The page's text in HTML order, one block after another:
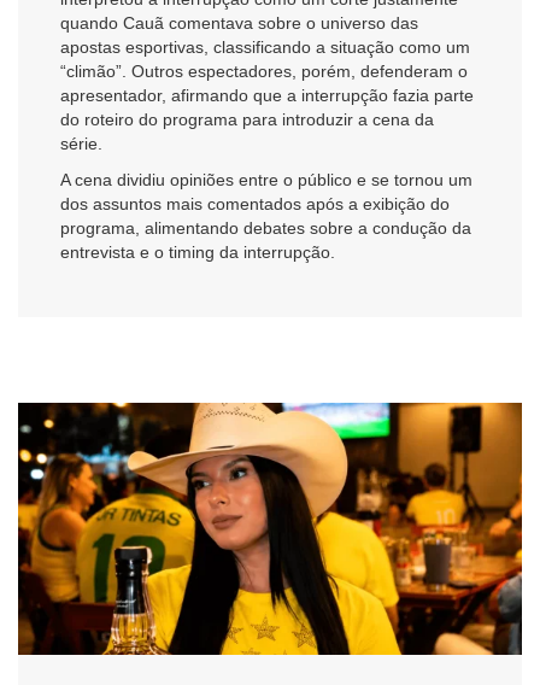
quando Cauã comentava sobre o universo das
apostas esportivas, classificando a situação como um
“climão”. Outros espectadores, porém, defenderam o
apresentador, afirmando que a interrupção fazia parte
do roteiro do programa para introduzir a cena da
série.
A cena dividiu opiniões entre o público e se tornou um
dos assuntos mais comentados após a exibição do
programa, alimentando debates sobre a condução da
entrevista e o timing da interrupção.